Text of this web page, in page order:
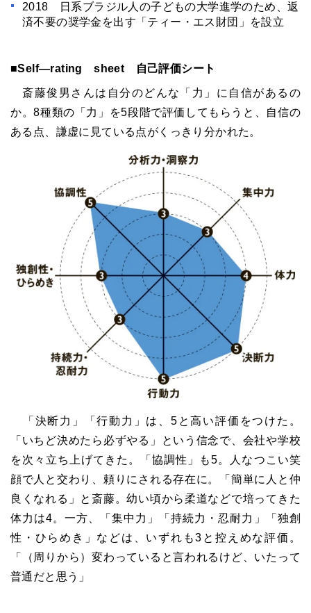
2018 日系ブラジル人の子どもの大学進学のため、返
済不要の奨学金を出す「ティー・エス財団」を設立
■Self―rating sheet 自己評価シート
斎藤俊男さんは自分のどんな「力」に自信があるの
か。8種類の「力」を5段階で評価してもらうと、自信の
ある点、謙虚に見ている点がくっきり分かれた。
「決断力」「行動力」は、 5 と高い評価をつけた。
「いちど決めたら必ずやる」という信念で、会社や学校
を次々立ち上げてきた。「協調性」も5。人なつこい笑
顔で人と交わり、頼りにされる存在に。「簡単に人と仲
良くなれる」と斎藤。幼い頃から柔道などで培ってきた
体力は4。一方、「集中力」「持続力・忍耐力」「独創
性・ひらめき」などは、いずれも3 と控えめな評価。
「（周りから）変わっていると言われるけど、いたって
普通だと思う」